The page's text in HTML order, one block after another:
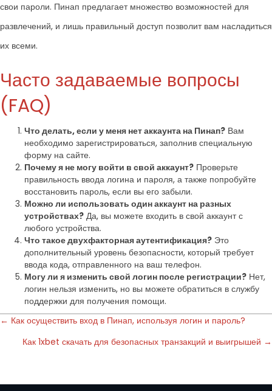
свои пароли. Пинап предлагает множество возможностей для
развлечений, и лишь правильный доступ позволит вам насладиться
их всеми.
Часто задаваемые вопросы
(FAQ)
Что делать, если у меня нет аккаунта на Пинап? Вам
необходимо зарегистрироваться, заполнив специальную
форму на сайте.
Почему я не могу войти в свой аккаунт? Проверьте
правильность ввода логина и пароля, а также попробуйте
восстановить пароль, если вы его забыли.
Можно ли использовать один аккаунт на разных
устройствах? Да, вы можете входить в свой аккаунт с
любого устройства.
Что такое двухфакторная аутентификация? Это
дополнительный уровень безопасности, который требует
ввода кода, отправленного на ваш телефон.
Могу ли я изменить свой логин после регистрации? Нет,
логин нельзя изменить, но вы можете обратиться в службу
поддержки для получения помощи.
Posts
navigation
← Как осуществить вход в Пинап, используя логин и пароль?
Как 1xbet скачать для безопасных транзакций и выигрышей →